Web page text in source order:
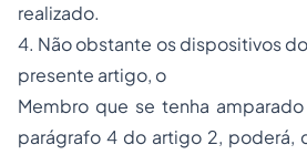
realizado.
4. Não obstante os dispositivos
presente artigo, o
Membro que se tenha
parágrafo 4 do artigo 2, poderá,